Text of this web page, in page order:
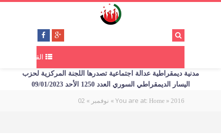
القائمة
مدنية ديمقراطية عدالة اجتماعية تصدرها اللجنة المركزية لحزب
اليسار الديمقراطي السوري العدد 1250 الأحد 09/01/2023
You are at: Home » 2016
» نوفمبر »
02